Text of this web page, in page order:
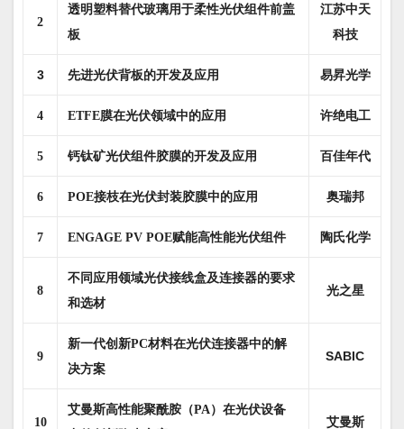
2
透明塑料替代玻璃用于柔性光伏组件前盖
板
江苏中天
科技
3 先进光伏背板的开发及应用 易昇光学
4 ETFE膜在光伏领域中的应用 许绝电工
5 钙钛矿光伏组件胶膜的开发及应用 百佳年代
6 POE接枝在光伏封装胶膜中的应用 奥瑞邦
7 ENGAGE PV POE赋能高性能光伏组件 陶氏化学
8
不同应用领域光伏接线盒及连接器的要求
和选材
光之星
9
新一代创新PC材料在光伏连接器中的解
决方案
SABIC
10
艾曼斯高性能聚酰胺（PA）在光伏设备
艾曼斯